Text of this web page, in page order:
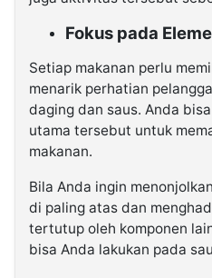
Fokus pada
Setiap makanan perlu
menarik perhatian
daging dan saus. Anda
utama tersebut untuk
makanan.
Bila Anda ingin
di paling atas dan
tertutup oleh komponen
bisa Anda lakukan pada